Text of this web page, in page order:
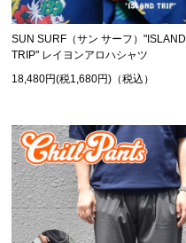
SUN SURF（サン サーフ）"ISLAND
TRIP" レイヨンアロハシャツ
18,480円(税1,680円)（税込）